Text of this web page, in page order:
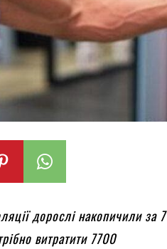
дорослі накопичили за 7
витратити 7700